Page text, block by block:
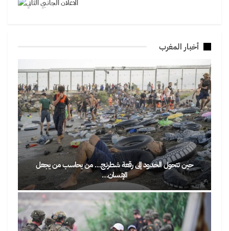
أخبار المغرب
حين تتحول الحدود إلى رقعة شطرنج… من يحاسب من يجعل
الإنسان…